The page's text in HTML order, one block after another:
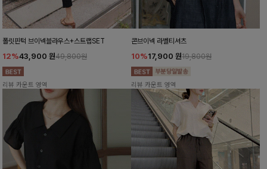
폴릿핀턱 브이넥블라우스+스트랩SET
12%43,900 원49,800원
리뷰 카운트 영역
콘브이넥 라벨티셔츠
10%17,900 원19,800원
리뷰 카운트 영역